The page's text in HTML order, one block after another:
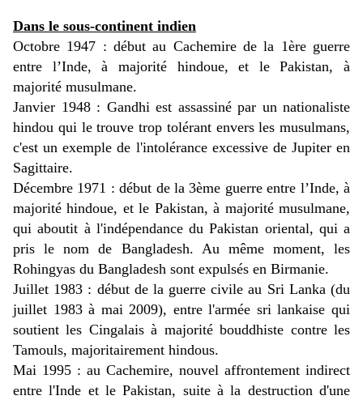
Dans le sous-continent indien
Octobre 1947 : début au Cachemire de la 1ère guerre
entre l’Inde, à majorité hindoue, et le Pakistan, à
majorité musulmane.
Janvier 1948 : Gandhi est assassiné par un nationaliste
hindou qui le trouve trop tolérant envers les musulmans,
c'est un exemple de l'intolérance excessive de Jupiter en
Sagittaire.
Décembre 1971 : début de la 3ème guerre entre l’Inde, à
majorité hindoue, et le Pakistan, à majorité musulmane,
qui aboutit à l'indépendance du Pakistan oriental, qui a
pris le nom de Bangladesh. Au même moment, les
Rohingyas du Bangladesh sont expulsés en Birmanie.
Juillet 1983 : début de la guerre civile au Sri Lanka (du
juillet 1983 à mai 2009), entre l'armée sri lankaise qui
soutient les Cingalais à majorité bouddhiste contre les
Tamouls, majoritairement hindous.
Mai 1995 : au Cachemire, nouvel affrontement indirect
entre l'Inde et le Pakistan, suite à la destruction d'une